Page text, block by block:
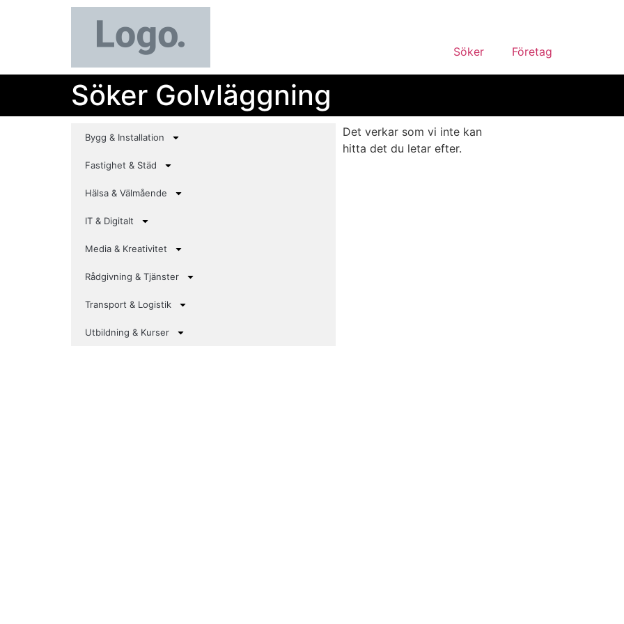
Söker Företag
Söker Golvläggning
Bygg & Installation
Fastighet & Städ
Hälsa & Välmående
IT & Digitalt
Media & Kreativitet
Rådgivning & Tjänster
Transport & Logistik
Utbildning & Kurser
Det verkar som vi inte kan
hitta det du letar efter.